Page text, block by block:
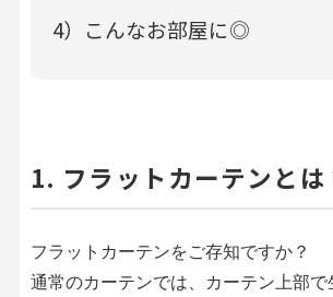
4）こんなお部屋に◎
1. フラットカーテンとは
フラットカーテンをご存知ですか？
通常のカーテンでは、カーテン上部で